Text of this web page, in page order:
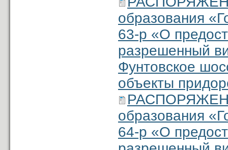
образования
63-р «О
разрешенный
Фунтовское
объекты
образования
64-р «О